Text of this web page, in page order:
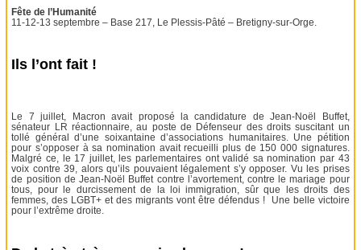
Fête de l’Humanité
11-12-13 septembre – Base 217, Le Plessis-Pâté – Bretigny-sur-Orge.
Ils l’ont fait !
Le 7 juillet, Macron avait proposé la candidature de Jean-Noël Buffet,
sénateur LR réactionnaire, au poste de Défenseur des droits suscitant un
tollé général d’une soixantaine d’associations humanitaires. Une pétition
pour s’opposer à sa nomination avait recueilli plus de 150 000 signatures.
Malgré ce, le 17 juillet, les parlementaires ont validé sa nomination par 43
voix contre 39, alors qu’ils pouvaient légalement s’y opposer. Vu les prises
de position de Jean-Noël Buffet contre l’avortement, contre le mariage pour
tous, pour le durcissement de la loi immigration, sûr que les droits des
femmes, des LGBT+ et des migrants vont être défendus ! Une belle victoire
pour l’extrême droite.